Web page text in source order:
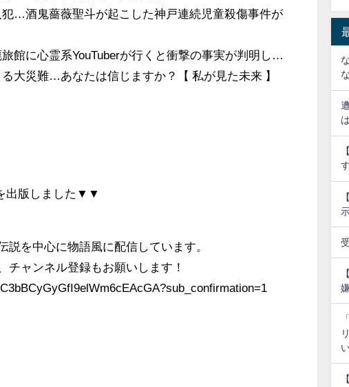
…酒鬼薔薇聖斗が起こした神戸連続児童殺傷事件が
館に心霊系YouTuberが行くと衝撃の事実が判明し…
大災難…あなたは信じますか？【 私が見た未来 】
出版しました▼▼
説を中心に物語風に配信しています。
チャンネル登録もお願いします！